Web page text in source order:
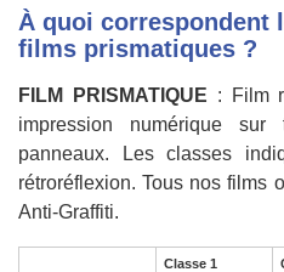
À quoi correspondent
films prismatiques ?
FILM PRISMATIQUE : Film
impression numérique
panneaux. Les classes
rétroréflexion. Tous nos films
Anti-Graffiti.
Classe 1